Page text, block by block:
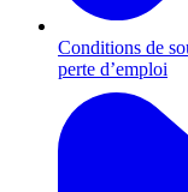
Conditions de
perte d’emploi